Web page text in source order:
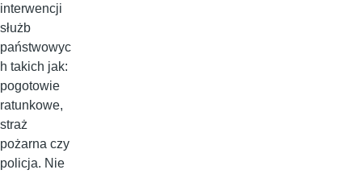
interwencji
służb
państwowyc
h takich jak:
pogotowie
ratunkowe,
straż
pożarna czy
policja. Nie